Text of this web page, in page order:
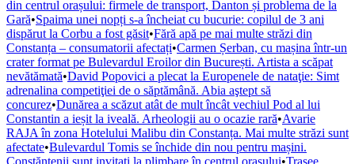
din centrul orașului: firmele de transport, Danton și problema de la
Gară•Spaima unei nopți s-a încheiat cu bucurie: copilul de 3 ani
dispărut la Corbu a fost găsit•Fără apă pe mai multe străzi din
Constanța – consumatorii afectați•Carmen Șerban, cu mașina într-un
crater format pe Bulevardul Eroilor din București. Artista a scăpat
nevătămată•David Popovici a plecat la Europenele de nataţie: Simt
adrenalina competiţiei de o săptămână. Abia aştept să
concurez•Dunărea a scăzut atât de mult încât vechiul Pod al lui
Constantin a ieșit la iveală. Arheologii au o ocazie rară•Avarie
RAJA în zona Hotelului Malibu din Constanța. Mai multe străzi sunt
afectate•Bulevardul Tomis se închide din nou pentru mașini.
Constănțenii sunt invitați la plimbare în centrul orașului•Trasee